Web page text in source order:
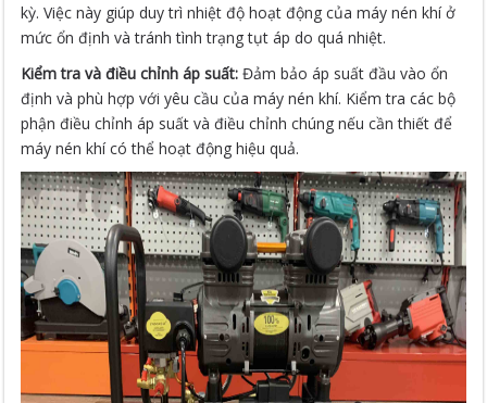
kỳ. Việc này giúp duy trì nhiệt độ hoạt động của máy nén khí ở
mức ổn định và tránh tình trạng tụt áp do quá nhiệt.
Kiểm tra và điều chỉnh áp suất:Đảm bảo áp suất đầu vào ổn
định và phù hợp với yêu cầu của máy nén khí. Kiểm tra các bộ
phận điều chỉnh áp suất và điều chỉnh chúng nếu cần thiết để
máy nén khí có thể hoạt động hiệu quả.